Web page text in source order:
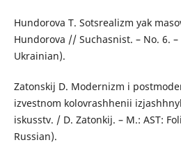
Hundorova T. Sotsrealizm yak
Hundorova // Suchasnist. – No. 6. –
Ukrainian).
Zatonskij D. Modernizm i
izvestnom kolovrashhenii
iskusstv. / D. Zatonkij. – M.: AST:
Russian).